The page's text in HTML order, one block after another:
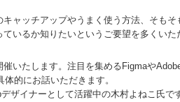
ャッチアップやうまく使う方法、そも
いるか知りたいというご要望を多くいた
いたします。注目を集めるFigmaや
的にお話いただきます。
ザイナーとして活躍中の木村よねこ氏で